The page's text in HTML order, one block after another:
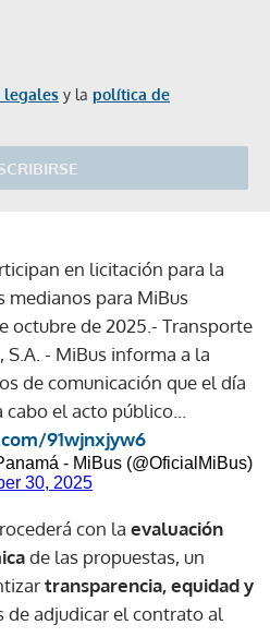
legales y la política de
en licitación para la
medianos para MiBus
octubre de 2025.- Transporte
S.A. - MiBus informa a la
de comunicación que el día
el acto público…
91wjnxjyw6
- MiBus (@OficialMiBus)
30, 2025
con la evaluación
de las propuestas, un
transparencia, equidad y
de adjudicar el contrato al